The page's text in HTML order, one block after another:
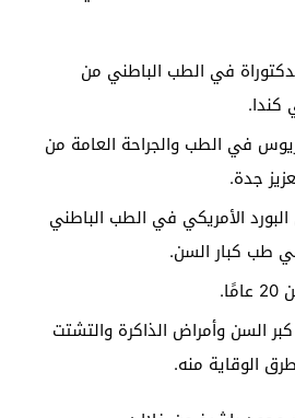
في الطب الباطني من
في الطب والجراحة العامة من
جدة.
الأمريكي في الطب الباطني
طب كبار السن.
السن وأمراض الذاكرة والتشتت
الوقاية منه.